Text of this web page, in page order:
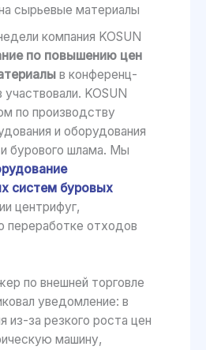
сырьевые материалы
компания KOSUN
по повышению цен
в конференц-
KOSUN
по производству
и оборудования
бурового шлама. Мы
систем буровых
центрифуг,
переработке отходов
по внешней торговле
уведомление: в
из-за резкого роста цен
машину,